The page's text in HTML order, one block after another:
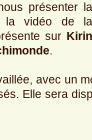
présenter
la vidéo de
sur
.
avec un
Elle sera